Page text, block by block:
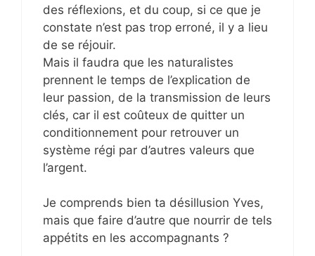
des réflexions, et du coup, si ce que je
constate n’est pas trop erroné, il y a lieu
de se réjouir.
Mais il faudra que les naturalistes
prennent le temps de l’explication de
leur passion, de la transmission de leurs
clés, car il est coûteux de quitter un
conditionnement pour retrouver un
système régi par d’autres valeurs que
l’argent.
Je comprends bien ta désillusion Yves,
mais que faire d’autre que nourrir de tels
appétits en les accompagnants ?